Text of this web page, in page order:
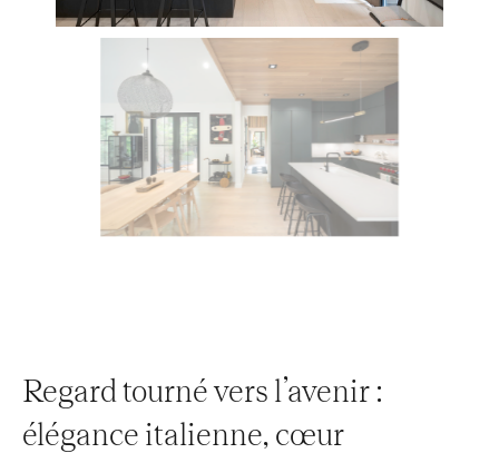
Regard tourné vers l’avenir :
élégance italienne, cœur